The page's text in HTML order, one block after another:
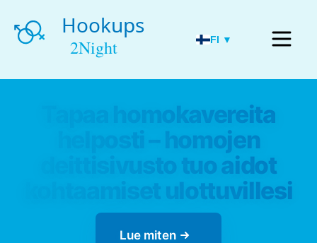
FI ▼
Tapaa homokavereita
helposti – homojen
deittisivusto tuo aidot
kohtaamiset ulottuvillesi
Lue miten